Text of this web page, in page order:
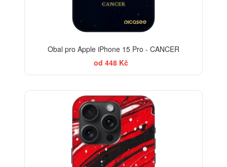
Obal pro Apple iPhone 15 Pro - CANCER
od 448 Kč